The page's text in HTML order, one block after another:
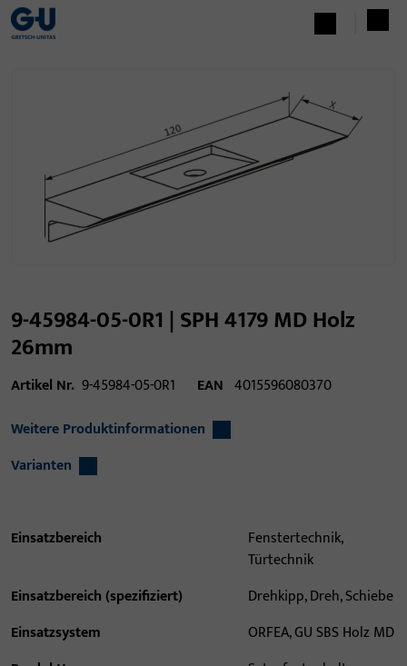
9-45984-05-0R1 | SPH 4179 MD Holz
26mm
Artikel Nr. 9-45984-05-0R1 EAN 4015596080370
Weitere Produktinformationen
Varianten
Einsatzbereich
Fenstertechnik,
Türtechnik
Einsatzbereich (spezifiziert)
Drehkipp, Dreh, Schiebe
Einsatzsystem
ORFEA, GU SBS Holz MD